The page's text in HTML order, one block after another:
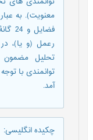
رعمل (و یا)،
توانمندی با
آمد.
چکیده انگلیسی: